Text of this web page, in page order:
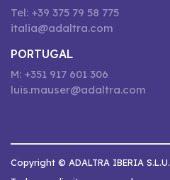
Tel: +39 375 79 58 775
italia@adaltra.com
PORTUGAL
M: +351 917 601 306
luis.mauser@adaltra.com
Copyright © ADALTRA IBERIA S.L.U.